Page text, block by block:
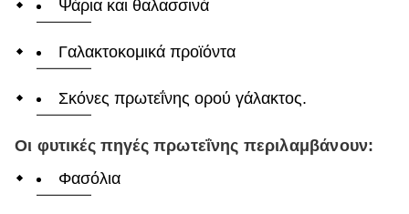
Ψάρια και θαλασσινά
Γαλακτοκομικά προϊόντα
Σκόνες πρωτεΐνης ορού γάλακτος.
Οι φυτικές πηγές πρωτεΐνης περιλαμβάνουν:
Φασόλια